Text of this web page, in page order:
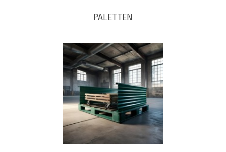
PALETTEN